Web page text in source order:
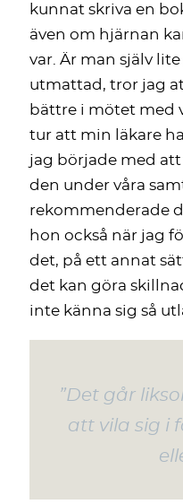
kunnat skriva en
även om hjärnan
var. Är man själv
utmattad, tror jag
bättre i mötet med
tur att min läkare
jag började med att
den under våra
rekommenderade
hon också när jag
det, på ett annat
det kan göra
inte känna sig så
”Det går
att vila sig i